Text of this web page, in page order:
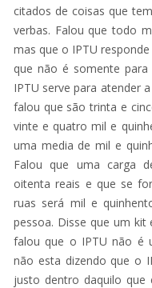
citados de coisas que
verbas. Falou que todo
mas que o IPTU
que não é somente
IPTU serve para atender
falou que são trinta e
vinte e quatro mil e
uma media de mil e
Falou que uma carga
oitenta reais e que se
ruas será mil e
pessoa. Disse que um kit
falou que o IPTU não é
não esta dizendo que o
justo dentro daquilo que